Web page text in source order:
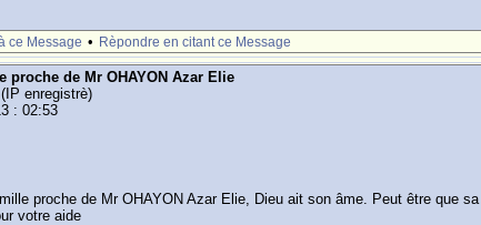
ce Message • Rèpondre en citant ce Message
proche de Mr OHAYON Azar Elie
(IP enregistrè)
: 02:53
proche de Mr OHAYON Azar Elie, Dieu ait son âme. Peut être que
votre aide